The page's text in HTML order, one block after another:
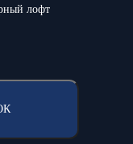
лофт